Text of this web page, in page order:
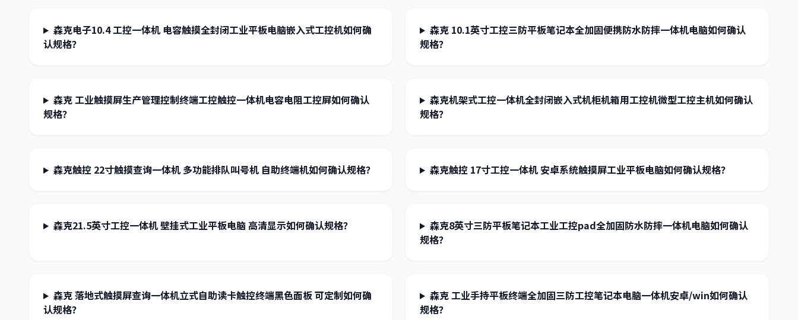
森克电子10.4 工控一体机 电容触摸全封闭工业平板电脑嵌入式工控机如何确
认规格？
森克 10.1英寸工控三防平板笔记本全加固便携防水防摔一体机电脑如何确认
规格？
森克 工业触摸屏生产管理控制终端工控触控一体机电容电阻工控屏如何确认
规格？
森克机架式工控一体机全封闭嵌入式机柜机箱用工控机微型工控主机如何确认
规格？
森克触控 22寸触摸查询一体机 多功能排队叫号机 自助终端机如何确认规格？ 森克触控 17寸工控一体机 安卓系统触摸屏工业平板电脑如何确认规格？
森克21.5英寸工控一体机 壁挂式工业平板电脑 高清显示如何确认规格？
森克8英寸三防平板笔记本工业工控pad全加固防水防摔一体机电脑如何确认
规格？
森克 落地式触摸屏查询一体机立式自助读卡触控终端黑色面板 可定制如何确
认规格？
森克 工业手持平板终端全加固三防工控笔记本电脑一体机安卓/win如何确认
规格？